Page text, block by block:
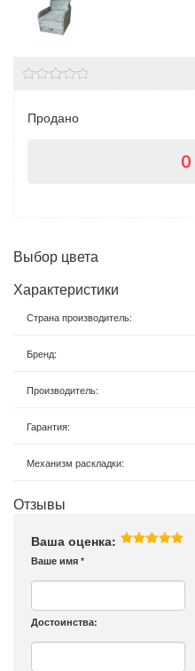
Продано
0
Выбор цвета
Характеристики
Страна производитель:
Бренд:
Производитель:
Гарантия:
Механизм раскладки:
Отзывы
Ваша оценка:
Ваше имя *
Достоинства: